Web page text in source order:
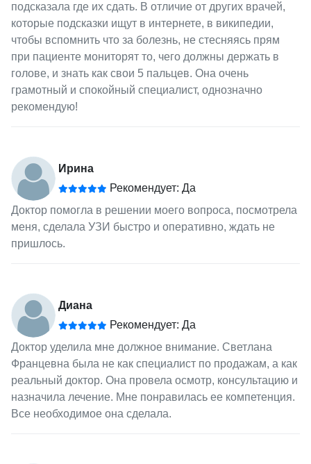
подсказала где их сдать. В отличие от других врачей,
которые подсказки ищут в интернете, в википедии,
чтобы вспомнить что за болезнь, не стесняясь прям
при пациенте мониторят то, чего должны держать в
голове, и знать как свои 5 пальцев. Она очень
грамотный и спокойный специалист, однозначно
рекомендую!
Ирина
Рекомендует: Да
Доктор помогла в решении моего вопроса, посмотрела
меня, сделала УЗИ быстро и оперативно, ждать не
пришлось.
Диана
Рекомендует: Да
Доктор уделила мне должное внимание. Светлана
Францевна была не как специалист по продажам, а как
реальный доктор. Она провела осмотр, консультацию и
назначила лечение. Мне понравилась ее компетенция.
Все необходимое она сделала.